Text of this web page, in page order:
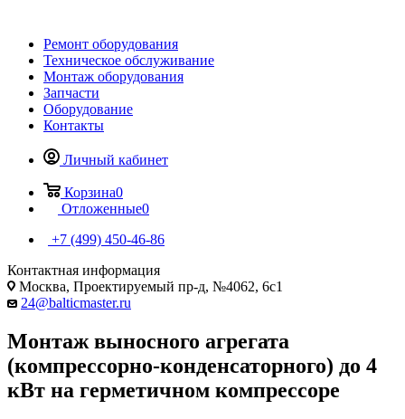
Ремонт оборудования
Техническое обслуживание
Монтаж оборудования
Запчасти
Оборудование
Контакты
Личный кабинет
Корзина0
Отложенные0
+7 (499) 450-46-86
Контактная информация
Москва, Проектируемый пр-д, №4062, 6с1
24@balticmaster.ru
Монтаж выносного агрегата
(компрессорно-конденсаторного) до 4
кВт на герметичном компрессоре